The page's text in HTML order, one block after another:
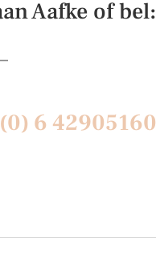
Aafke of bel:
6 42905160